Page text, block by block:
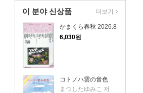
이 분야 신상품
かまくら春秋 2026.8
6,030원
コトノハ雲の音色
まつしたゆみこ 저
더보기